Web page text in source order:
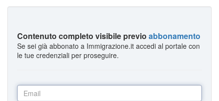
Contenuto completo visibile previo abbonamento
Se sei già abbonato a Immigrazione.it accedi al portale con
le tue credenziali per proseguire.